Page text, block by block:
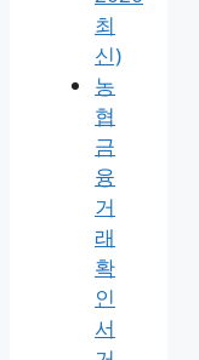
최
신)
농
협
금
융
거
래
확
인
서